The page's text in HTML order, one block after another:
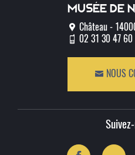
Musée de
Château -
02 31 30 47 60
NOUS